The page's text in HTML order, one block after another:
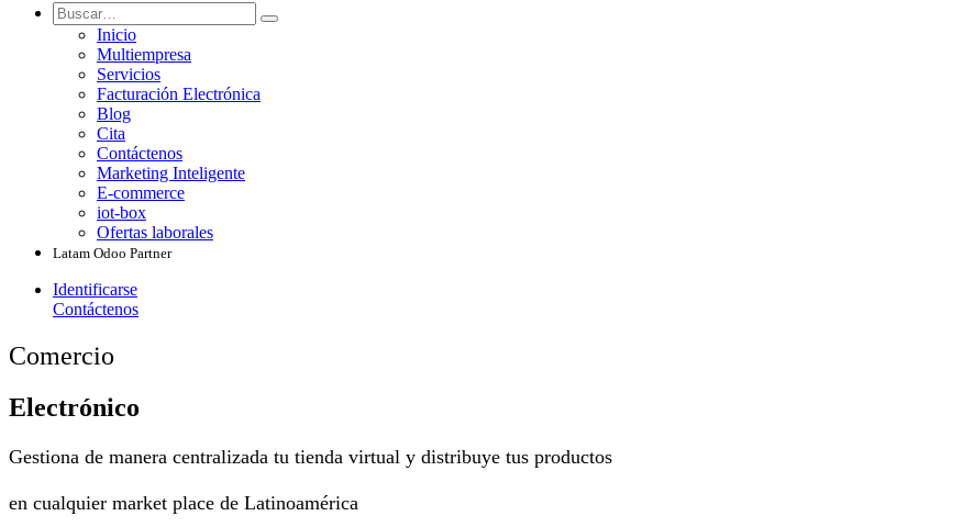
Inicio
Multiempresa
Servicios
Facturación Electrónica
Blog
Cita
Contáctenos
Marketing Inteligente
E-commerce
iot-box
Ofertas laborales
Latam Odoo Partner
Identificarse
Contáctenos
Comercio
Electrónico
Gestiona de manera centralizada tu tienda virtual y distribuye tus productos
en cualquier market place de Latinoamérica